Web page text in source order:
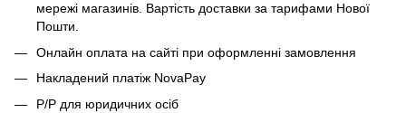
мережі магазинів. Вартість доставки за тарифами Нової
Пошти.
Онлайн оплата на сайті при оформленні замовлення
Накладений платіж NovaPay
Р/Р для юридичних осіб